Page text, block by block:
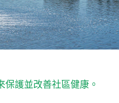
護並改善社區健康。